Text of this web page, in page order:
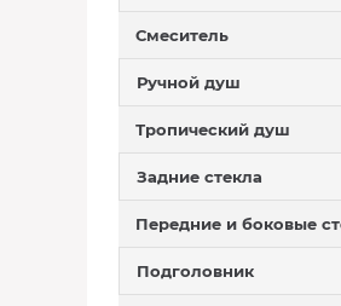
Смеситель
Ручной душ
Тропический душ
Задние стекла
Передние и боковые
Подголовник